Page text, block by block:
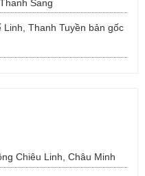
Sang
Thanh Tuyền bản gốc
Chiêu Linh, Châu Minh